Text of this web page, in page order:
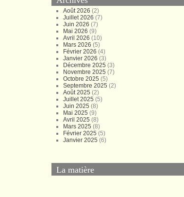
Août 2026 (2)
Juillet 2026 (7)
Juin 2026 (7)
Mai 2026 (9)
Avril 2026 (10)
Mars 2026 (5)
Février 2026 (4)
Janvier 2026 (3)
Décembre 2025 (3)
Novembre 2025 (7)
Octobre 2025 (5)
Septembre 2025 (2)
Août 2025 (2)
Juillet 2025 (5)
Juin 2025 (8)
Mai 2025 (9)
Avril 2025 (8)
Mars 2025 (8)
Février 2025 (5)
Janvier 2025 (6)
La matière